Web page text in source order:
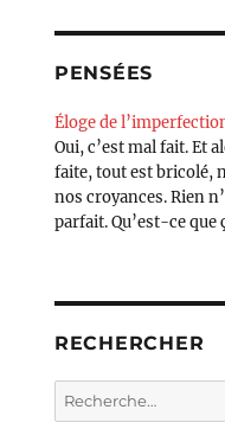
PENSÉES
Éloge de
Oui, c’est mal fait. Et
faite, tout est bricolé,
nos croyances. Rien
parfait. Qu’est-ce que
RECHERCHER
Recherche
pour :